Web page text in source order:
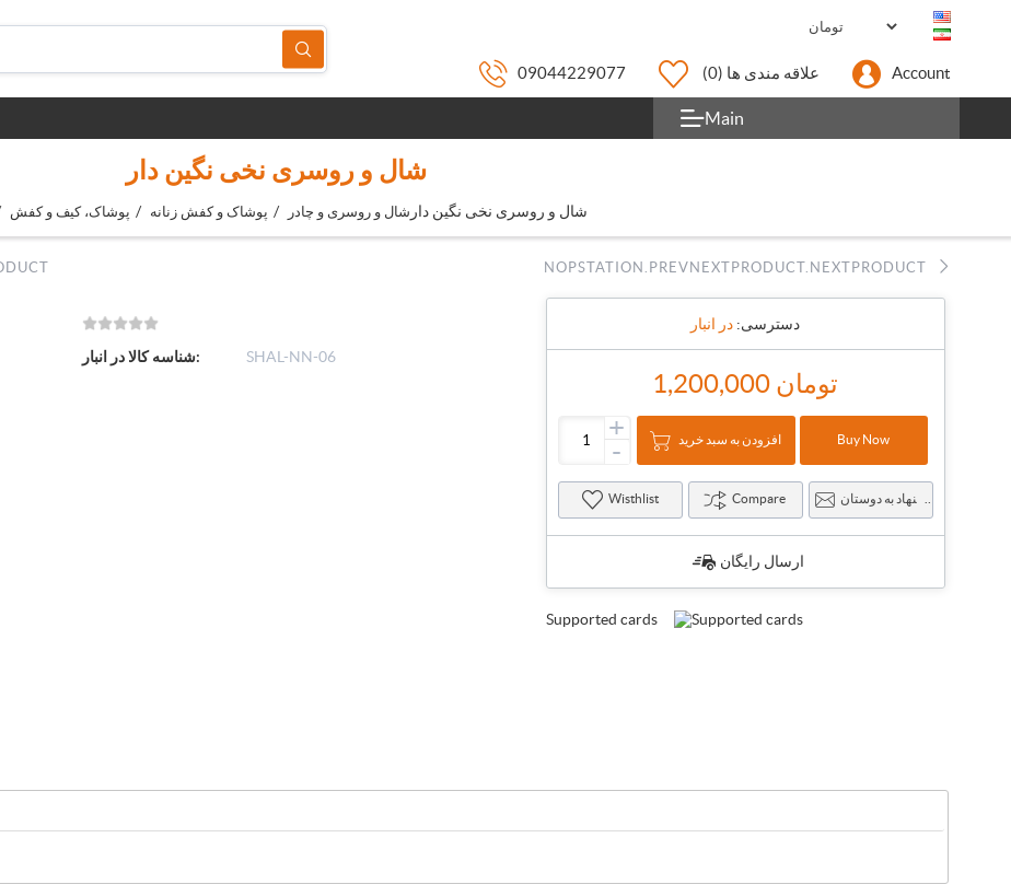
09044229077 علاقه مندی ها (0) Account
Main
شال و روسری نخی نگین دار
پوشاک، کیف و کفش / پوشاک و کفش زنانه / شال و روسری و چادر شال و روسری نخی نگین دار
NOPSTATION.PREVNEXTPRODUCT.NEXTPRODUCT
شناسه کالا در انبار: SHAL-NN-06
دسترسی: در انبار
1,200,000 تومان
+
- افزودن به سبد خرید Buy Now
Wisthlist Compare پیشنهاد به دوستان
ارسال رایگان
Supported cards